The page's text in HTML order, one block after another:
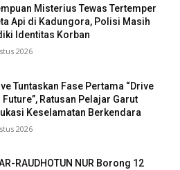
Misterius Tewas Tertemper
Api di Kadungora, Polisi Masih
Identitas Korban
2026
Tuntaskan Fase Pertama “Drive
Future”, Ratusan Pelajar Garut
Keselamatan Berkendara
2026
RAUDHOTUN NUR Borong 12